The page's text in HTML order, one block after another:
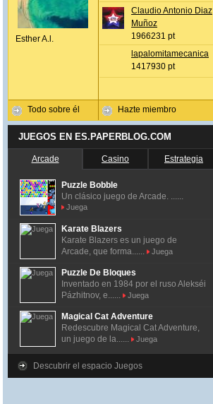
Esther A.l.
Todo sobre él
Claudio Antonio Diaz
Muñoz
1966231 pt
lapalomitamecanica
1417930 pt
Hazte miembro
JUEGOS EN ES.PAPERBLOG.COM
Arcade Casino Estrategia
Puzzle Bobble
Un clásico juego de Arcade. ......
Juega
Karate Blazers
Karate Blazers es un juego de
Arcade, que forma......
Juega
Puzzle De Bloques
Inventado en 1984 por el ruso Alekséi
Pázhitnov, e......
Juega
Magical Cat Adventure
Redescubre Magical Cat Adventure,
un juego de la......
Juega
Descubrir el espacio Juegos